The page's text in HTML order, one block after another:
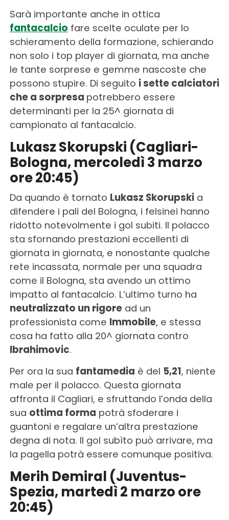
Sarà importante anche in ottica
fantacalcio fare scelte oculate per lo
schieramento della formazione, schierando
non solo i top player di giornata, ma anche
le tante sorprese e gemme nascoste che
possono stupire. Di seguito i sette calciatori
che a sorpresa potrebbero essere
determinanti per la 25^ giornata di
campionato al fantacalcio.
Lukasz Skorupski (Cagliari-
Bologna, mercoledì 3 marzo
ore 20:45)
Da quando è tornato Lukasz Skorupskia
difendere i pali del Bologna, i felsinei hanno
ridotto notevolmente i gol subiti. Il polacco
sta sfornando prestazioni eccellenti di
giornata in giornata, e nonostante qualche
rete incassata, normale per una squadra
come il Bologna, sta avendo un ottimo
impatto al fantacalcio. L’ultimo turno ha
neutralizzato un rigoread un
professionista come Immobile, e stessa
cosa ha fatto alla 20^ giornata contro
Ibrahimovic.
Per ora la sua fantamedia è del 5,21, niente
male per il polacco. Questa giornata
affronta il Cagliari, e sfruttando l’onda della
sua ottima forma potrà sfoderare i
guantoni e regalare un’altra prestazione
degna di nota. Il gol subìto può arrivare, ma
la pagella potrà essere comunque positiva.
Merih Demiral (Juventus-
Spezia, martedì 2 marzo ore
20:45)